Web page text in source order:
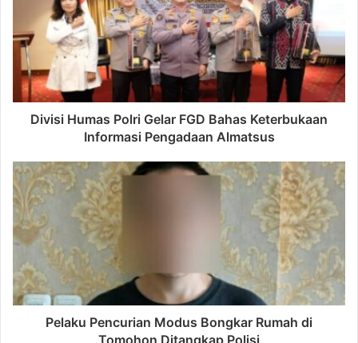
Divisi Humas Polri Gelar FGD Bahas Keterbukaan
Informasi Pengadaan Almatsus
Pelaku Pencurian Modus Bongkar Rumah di
Tomohon Ditangkap Polisi